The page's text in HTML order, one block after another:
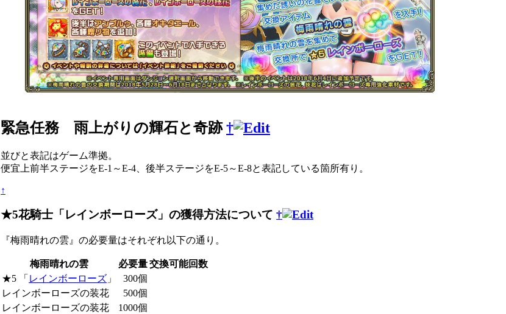
緊急任務 雨上がりの輝石と奇跡†
並びと表記はゲーム準拠。
便宜上前半ステージをE-1～E-4、後半ステージをE-5～E-8と表記している箇所有り。
↑
★5花騎士「レインボーローズ」の獲得方法について †
『梅雨晴れの雲』の必要量はそれぞれ以下の通り。
梅雨晴れの雲 必要量交換可能回数
★5 「 レインボーローズ 」 300個
レインボーローズの装花
500個
レインボーローズの装花
1000個